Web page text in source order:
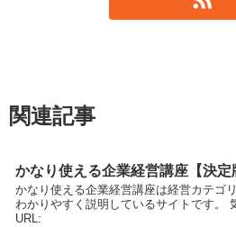
関連記事
かなり使える企業経営講座【決定
かなり使える企業経営講座は経営カテゴ
わかりやすく説明しているサイトです。
URL: